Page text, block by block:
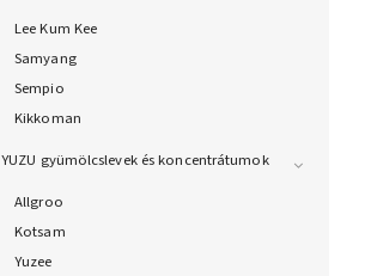
Lee Kum Kee
Samyang
Sempio
Kikkoman
YUZU gyümölcslevek és koncentrátumok
Allgroo
Kotsam
Yuzee